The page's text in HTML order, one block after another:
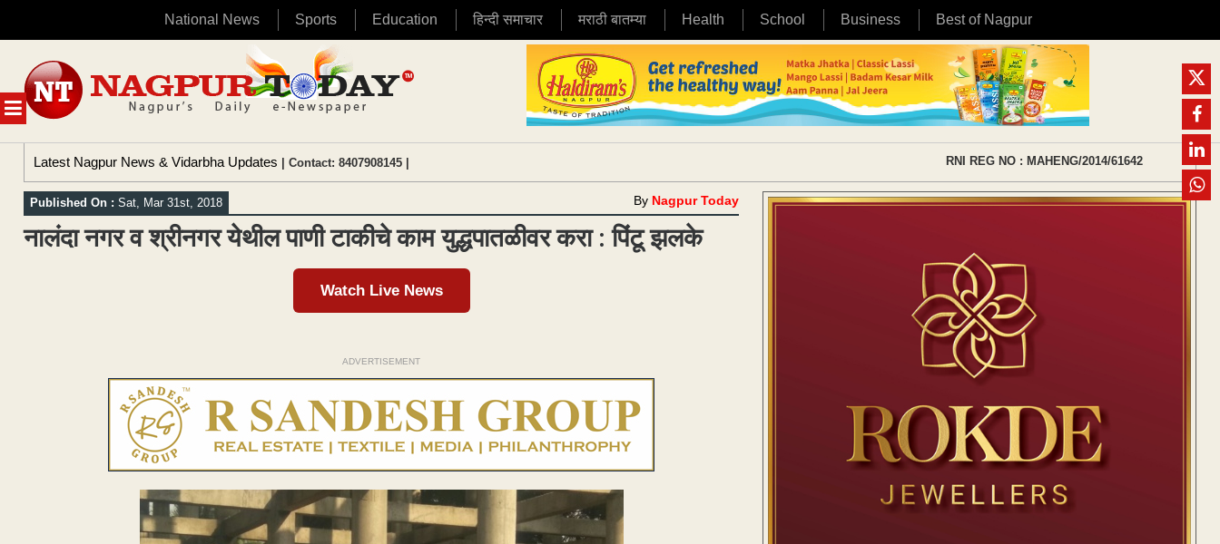
National News Sports Education हिन्दी समाचार मराठी बातम्या Health School Business Best of Nagpur
MENU
content
Latest Nagpur News & Vidarbha Updates | Contact: 8407908145 | RNI REG NO : MAHENG/2014/61642
Published On : Sat, Mar 31st, 2018 By Nagpur Today
नालंदा नगर व श्रीनगर येथील पाणी टाकीचे काम युद्धपातळीवर करा : पिंटू झलके
Watch Live News
ADVERTISEMENT